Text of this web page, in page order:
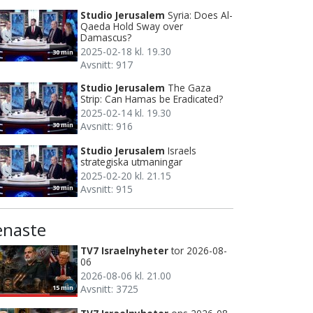
30 min
Studio Jerusalem Syria: Does Al-
Qaeda Hold Sway over
Damascus?
2025-02-18 kl. 19.30
Avsnitt: 917
30 min
Studio Jerusalem The Gaza
Strip: Can Hamas be Eradicated?
2025-02-14 kl. 19.30
Avsnitt: 916
30 min
Studio Jerusalem Israels
strategiska utmaningar
2025-02-20 kl. 21.15
Avsnitt: 915
15 min
TV7 Israelnyheter tor 2026-08-
06
2026-08-06 kl. 21.00
Avsnitt: 3725